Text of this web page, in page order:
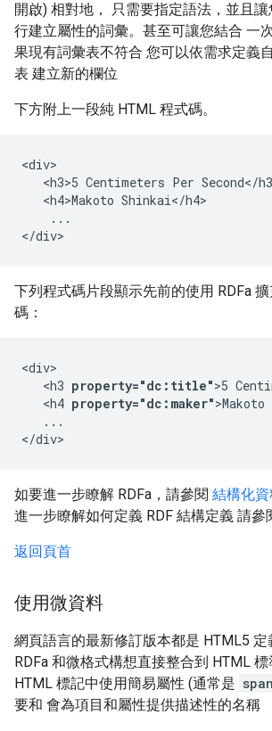
開啟) 相對地， 只需要指定語法，並且
行建立屬性的詞彙。甚至可讓您結合 一
果現有詞彙表不符合 您可以依需求定義
表 建立新的欄位
下方附上一段純 HTML 程式碼。
<div>
<h3>5 Centimeters Per Second</
   <h4>Makoto Shinkai</h4>
    ...
</div>
下列程式碼片段顯示先前的使用 RDFa
碼：
<div>
   <h3
property="dc:title">5
   <h4
property="dc:maker"
   ...
</div>
如要進一步瞭解 RDFa，請參閱 結構化
進一步瞭解如何定義 RDF 結構定義 請參
返回頁首
使用微資料
網頁語言的最新修訂版本都是 HTML5 定
RDFa 和微格式構想直接整合到 HTML
HTML 標記中使用簡易屬性 (通常是 span
要和 會為項目和屬性提供描述性的名稱